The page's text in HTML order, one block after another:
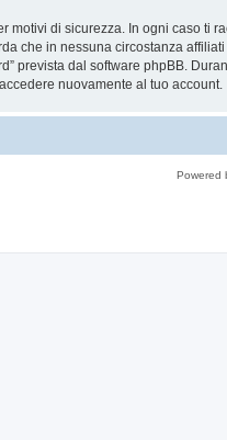
motivi di sicurezza. In ogni caso ti
che in nessuna circostanza
prevista dal software phpBB.
nuovamente al tuo account.
Powered